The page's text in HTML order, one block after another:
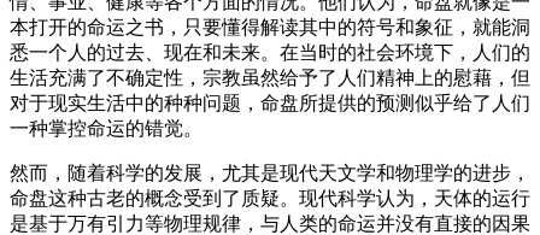
本打开的命运之书，只要懂得解读其中的符号和象征，就能洞
悉一个人的过去、现在和未来。在当时的社会环境下，人们的
生活充满了不确定性，宗教虽然给予了人们精神上的慰藉，但
对于现实生活中的种种问题，命盘所提供的预测似乎给了人们
一种掌控命运的错觉。
然而，随着科学的发展，尤其是现代天文学和物理学的进步，
命盘这种古老的概念受到了质疑。现代科学认为，天体的运行
是基于万有引力等物理规律，与人类的命运并没有直接的因果